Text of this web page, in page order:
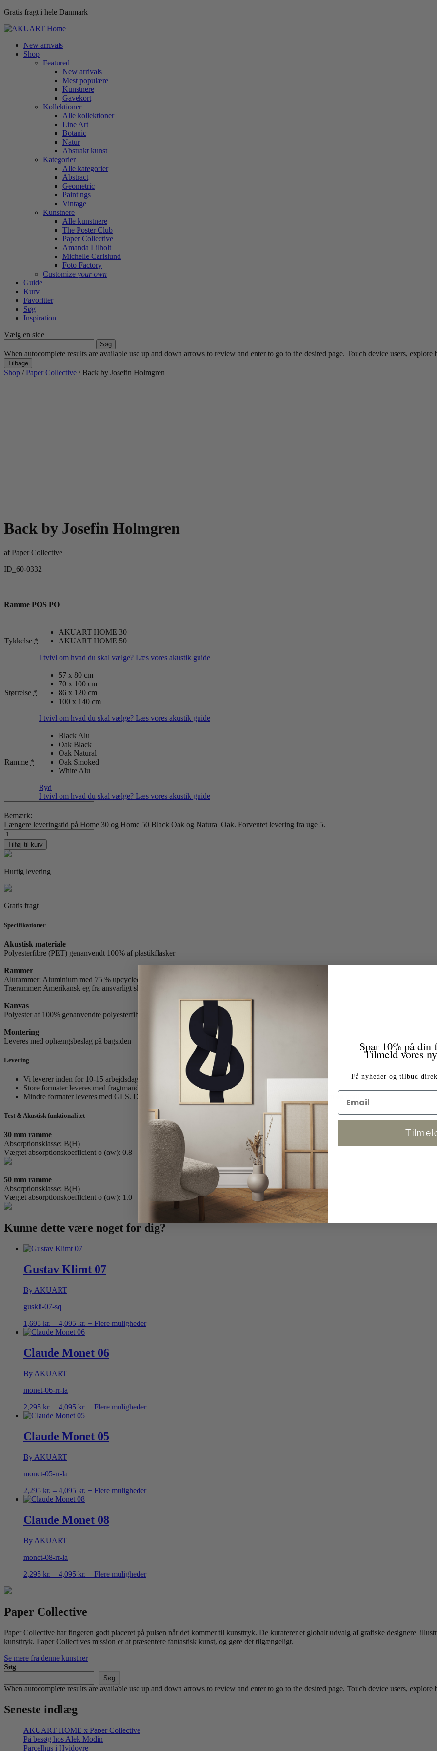
Gratis fragt i hele Danmark
New arrivals
Shop
Featured
New arrivals
Mest populære
Kunstnere
Gavekort
Kollektioner
Alle kollektioner
Line Art
Botanic
Natur
Abstrakt kunst
Kategorier
Alle kategorier
Abstract
Geometric
Paintings
Vintage
Kunstnere
Alle kunstnere
The Poster Club
Paper Collective
Amanda Lilholt
Michelle Carlslund
Foto Factory
Customize your own
Guide
Kurv
Favoritter
Søg
Inspiration
Vælg en side
efter:
When autocomplete results are available use up and down arrows to review and enter to go to the desired page. Touch device users,
Tilbage
Shop /Paper Collective / Back by Josefin Holmgren
Back by Josefin Holmgren
afPaper Collective
ID_60-0332
Ramme POS PO
Tykkelse *
AKUART HOME 30
AKUART HOME 50
I tvivl om hvad du skal vælge? Læs vores akustik guide
Størrelse *
57 x 80 cm
70 x 100 cm
86 x 120 cm
100 x 140 cm
I tvivl om hvad du skal vælge? Læs vores akustik guide
Ramme *
Black Alu
Oak Black
Oak Natural
Oak Smoked
White Alu
Ryd
I tvivl om hvad du skal vælge? Læs vores akustik guide
Bemærk:
Længere leveringstid på Home 30 og Home 50 Black Oak og Natural Oak. Forventet levering fra uge 5.
Back
by
Josefin
Holmgren
antal
Tilføj til kurv
Hurtig levering
Gratis fragt
Specifikationer
Akustisk materiale
Polyesterfibre (PET) genanvendt 100% af plastikflasker
Rammer
Alurammer: Aluminium med 75 % upcycled aluminiumsskrot
Trærammer: Amerikansk eg fra ansvarligt skovbrug.
Kanvas
Polyester af 100% genanvendte polyesterfibre.
Montering
Leveres med ophængsbeslag på bagsiden
Levering
Vi leverer inden for 10-15 arbejdsdage.
Store formater leveres med fragtmand. (Fra 86x120 cm)
Mindre formater leveres med GLS. Du modtager et tracking nr og kan følge pakken. (Fra 86x120 cm og ned)
Test & Akustisk funktionalitet
30 mm ramme
Absorptionsklasse: B(H)
Vægtet absorptionskoefficient o (αw): 0.8
50 mm ramme
Absorptionsklasse: B(H)
Vægtet absorptionskoefficient o (αw): 1.0
Kunne dette være noget for dig?
Gustav Klimt 07
By AKUART
guskli-07-sq
1,695 kr. – 4,095 kr. Prisinterval:
4,095 kr.
+ Flere muligheder
Claude Monet 06
By AKUART
monet-06-rr-la
2,295 kr. – 4,095 kr. Prisinterval:
4,095 kr.
+ Flere muligheder
Claude Monet 05
By AKUART
monet-05-rr-la
2,295 kr. – 4,095 kr. Prisinterval:
4,095 kr.
+ Flere muligheder
Claude Monet 08
By AKUART
monet-08-rr-la
2,295 kr. – 4,095 kr. Prisinterval:
+ Flere muligheder
Paper Collective
Paper Collective har fingeren godt placeret på pulsen når det kommer til kunsttryk. De kuraterer et globalt udvalg af grafiske designere,
kunsttryk. Paper Collectives mission er at præsentere fantastisk kunst, og gøre det tilgængeligt.
Se mere fra denne kunstner
Søg
Søg
When autocomplete results are available use up and down arrows to review and enter to go to the desired page. Touch device users,
Seneste indlæg
AKUART HOME x Paper Collective
På besøg hos Alek Modin
Parcelhus i Hvidovre
Spar 10% på din
Tilmeld vores
Få nyheder og tilbud